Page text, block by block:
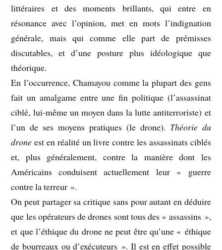
littéraires et des moments brillants, qui entre en
résonance avec l’opinion, met en mots l’indignation
générale, mais qui comme elle part de prémisses
discutables, et d’une posture plus idéologique que
théorique.
En l’occurrence, Chamayou comme la plupart des gens
fait un amalgame entre une fin politique (l’assassinat
ciblé, lui-même un moyen dans la lutte antiterroriste) et
l’un de ses moyens pratiques (le drone). Théorie du
drone est en réalité un livre contre les assassinats ciblés
et, plus généralement, contre la manière dont les
Américains conduisent actuellement leur « guerre
contre la terreur ».
On peut partager sa critique sans pour autant en déduire
que les opérateurs de drones sont tous des « assassins »,
et que l’éthique du drone ne peut être qu’une « éthique
de bourreaux ou d’exécuteurs ». Il est en effet possible